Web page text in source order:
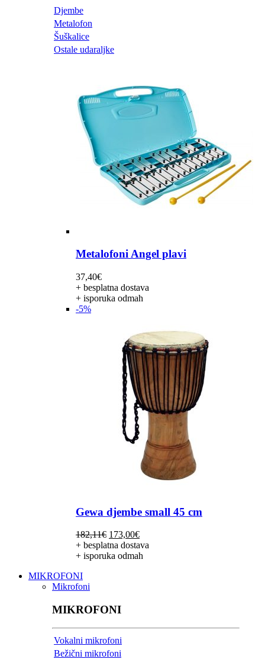
Djembe
Metalofon
Šuškalice
Ostale udaraljke
Metalofoni Angel plavi
37,40€
+ besplatna dostava
+ isporuka odmah
-5%
Gewa djembe small 45 cm
182,11€ Izvorna
cijena
bila
173,00€Trenutna
cijena
je:
+ besplatna dostava
+ isporuka odmah
MIKROFONI
Mikrofoni
MIKROFONI
Vokalni mikrofoni
Bežični mikrofoni